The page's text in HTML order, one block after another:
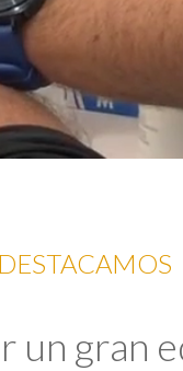
DESTACAMOS
un gran